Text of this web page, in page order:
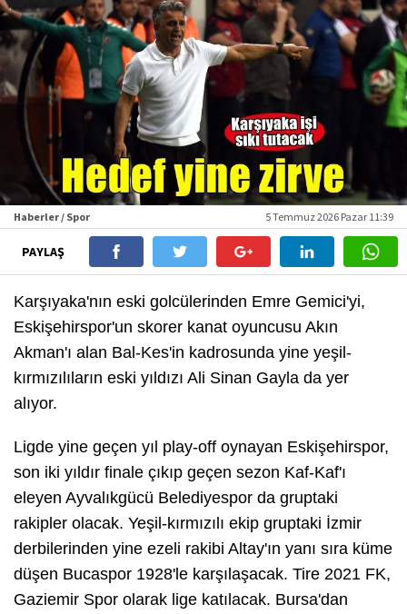
Haberler / Spor 5 Temmuz 2026 Pazar 11:39
PAYLAŞ
Karşıyaka'nın eski golcülerinden Emre Gemici'yi,
Eskişehirspor'un skorer kanat oyuncusu Akın
Akman'ı alan Bal-Kes'in kadrosunda yine yeşil-
kırmızılıların eski yıldızı Ali Sinan Gayla da yer
alıyor.
Ligde yine geçen yıl play-off oynayan Eskişehirspor,
son iki yıldır finale çıkıp geçen sezon Kaf-Kaf'ı
eleyen Ayvalıkgücü Belediyespor da gruptaki
rakipler olacak. Yeşil-kırmızılı ekip gruptaki İzmir
derbilerinden yine ezeli rakibi Altay'ın yanı sıra küme
düşen Bucaspor 1928'le karşılaşacak. Tire 2021 FK,
Gaziemir Spor olarak lige katılacak. Bursa'dan